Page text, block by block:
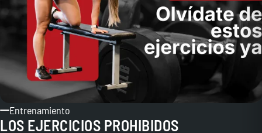
Entrenamiento
LOS EJERCICIOS PROHIBIDOS